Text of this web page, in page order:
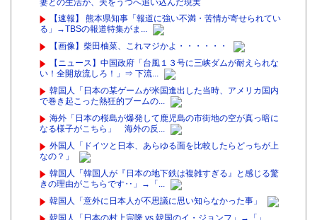
妻との生活が、夫をうつへ追い込んだ現実
【速報】 熊本県知事「報道に強い不満・苦情が寄せられてい
る」→TBSの報道特集がま...
【画像】柴田柚菜、これマジかよ・・・・・・
【ニュース】中国政府「台風１３号に三峡ダムが耐えられな
い！全開放流しろ！」⇒ 下流...
韓国人「日本の某ゲームが米国進出した当時、アメリカ国内
で巻き起こった熱狂的ブームの...
海外「日本の桜島が爆発して鹿児島の市街地の空が真っ暗に
なる様子がこちら」 海外の反...
外国人「ドイツと日本、あらゆる面を比較したらどっちが上
なの？」
韓国人「韓国人が『日本の地下鉄は複雑すぎる』と感じる驚
きの理由がこちらです‥」→「...
韓国人「意外に日本人が不思議に思い知らなかった事」
韓国人「日本の村上宗隆 vs 韓国のイ・ジョンフ」→「」